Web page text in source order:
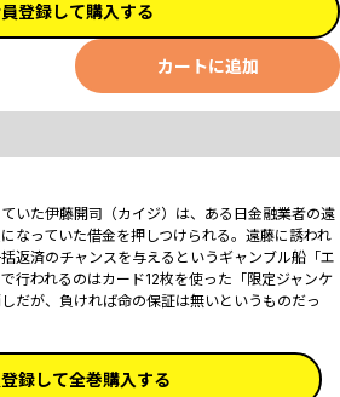
登録して購入する
カートに追加
いた伊藤開司（カイジ）は、ある日金融業者の遠
なっていた借金を押しつけられる。遠藤に誘われ
返済のチャンスを与えるというギャンブル船「エ
行われるのはカード12枚を使った「限定ジャンケ
だが、負ければ命の保証は無いというものだっ
録して全巻購入する